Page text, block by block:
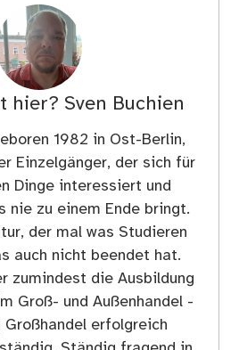
hier? Sven Buchien
1982 in Ost-Berlin,
Einzelgänger, der sich für
Dinge interessiert und
nie zu einem Ende bringt.
der mal was Studieren
auch nicht beendet hat.
zumindest die Ausbildung
Groß- und Außenhandel -
Großhandel erfolgreich